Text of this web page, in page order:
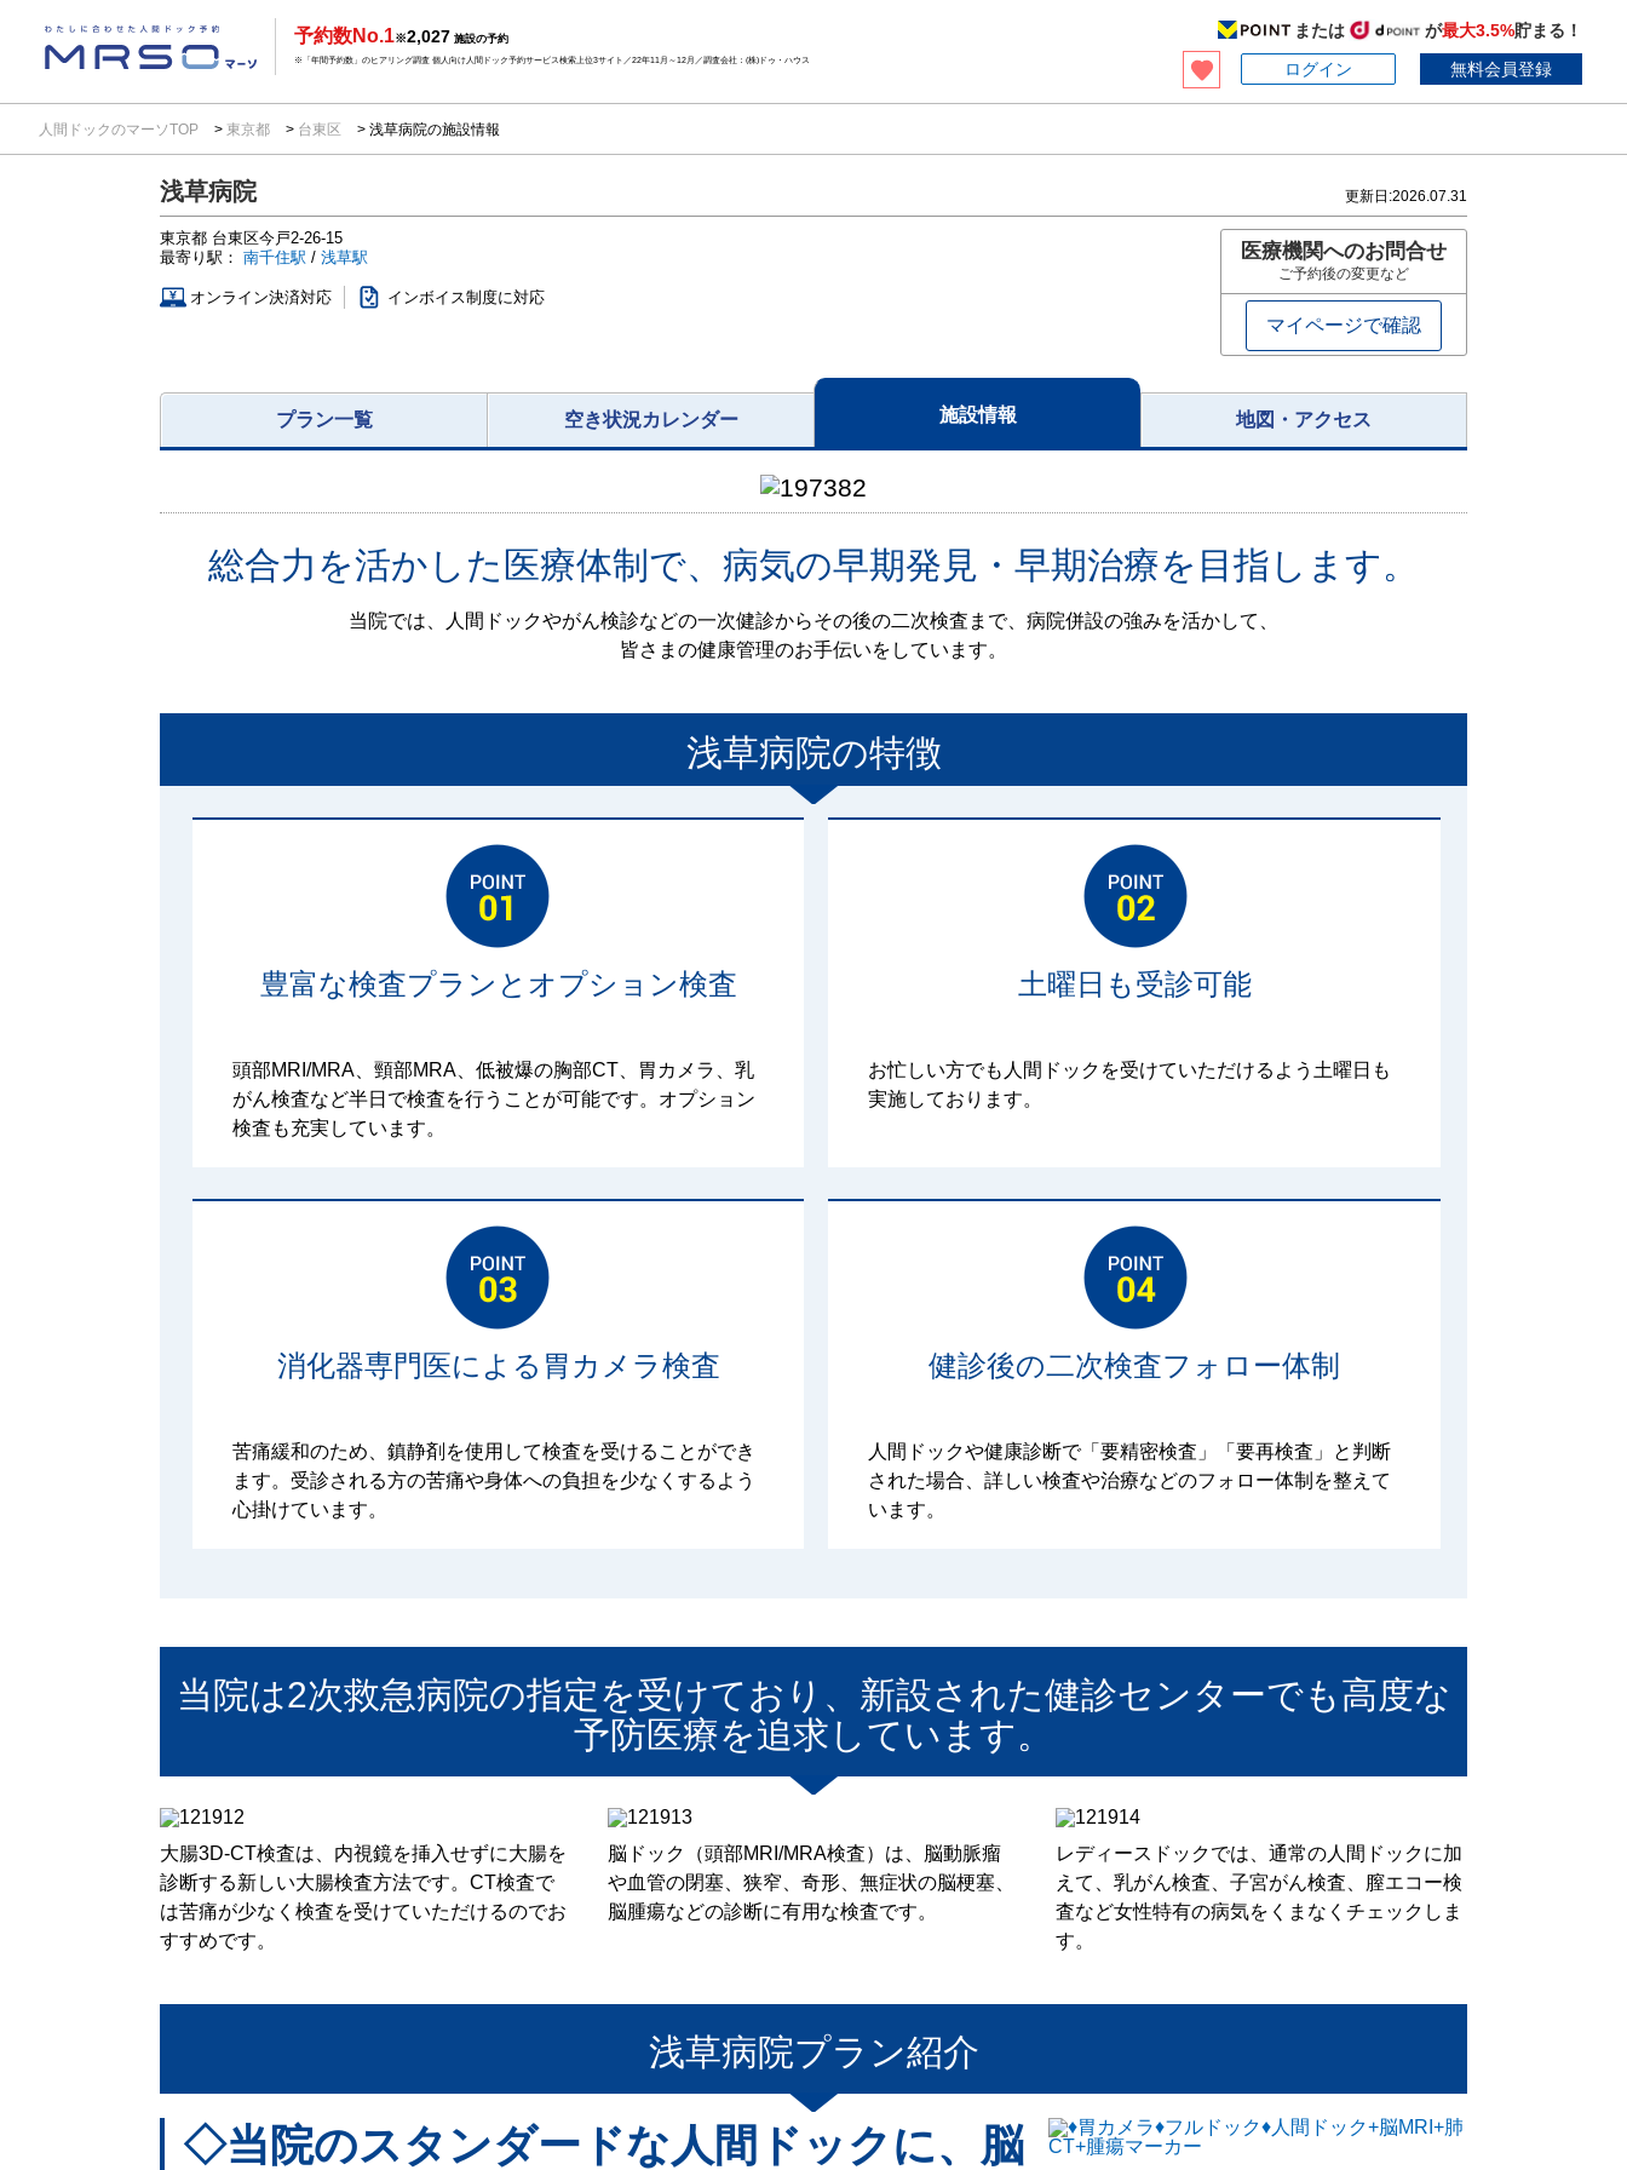
予約数No.1※2,027 施設の予約
※「年間予約数」のヒアリング調査 個人向け人間ドック予約サービス検索上位3サイト／22年11月～12月／調査会社：(株)ドゥ・ハウス
または が最大3.5%貯まる！
ログイン
無料会員登録
人間ドックのマーソTOP 東京都 台東区 浅草病院の施設情報
浅草病院 更新日:2026.07.31
東京都 台東区今戸2-26-15
最寄り駅： 南千住駅 / 浅草駅
オンライン決済対応 インボイス制度に対応
医療機関へのお問合せ
ご予約後の変更など
マイページで確認
プラン一覧 空き状況カレンダー 施設情報 地図・アクセス
総合力を活かした医療体制で、病気の早期発見・早期治療を目指します。
当院では、人間ドックやがん検診などの一次健診からその後の二次検査まで、病院併設の強みを活かして、
皆さまの健康管理のお手伝いをしています。
浅草病院の特徴
豊富な検査プランとオプション検査
頭部MRI/MRA、頸部MRA、低被爆の胸部CT、胃カメラ、乳
がん検査など半日で検査を行うことが可能です。オプション
検査も充実しています。
土曜日も受診可能
お忙しい方でも人間ドックを受けていただけるよう土曜日も
実施しております。
消化器専門医による胃カメラ検査
苦痛緩和のため、鎮静剤を使用して検査を受けることができ
ます。受診される方の苦痛や身体への負担を少なくするよう
心掛けています。
健診後の二次検査フォロー体制
人間ドックや健康診断で「要精密検査」「要再検査」と判断
された場合、詳しい検査や治療などのフォロー体制を整えて
います。
当院は2次救急病院の指定を受けており、新設された健診センターでも高度な
予防医療を追求しています。
大腸3D-CT検査は、内視鏡を挿入せずに大腸を
診断する新しい大腸検査方法です。CT検査で
は苦痛が少なく検査を受けていただけるのでお
すすめです。
脳ドック（頭部MRI/MRA検査）は、脳動脈瘤
や血管の閉塞、狭窄、奇形、無症状の脳梗塞、
脳腫瘍などの診断に有用な検査です。
レディースドックでは、通常の人間ドックに加
えて、乳がん検査、子宮がん検査、膣エコー検
査など女性特有の病気をくまなくチェックしま
す。
浅草病院プラン紹介
◇当院のスタンダードな人間ドックに、脳